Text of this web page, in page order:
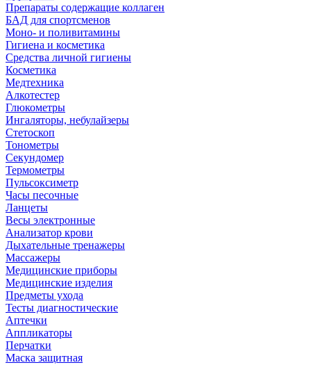
Препараты содержащие коллаген
БАД для спортсменов
Моно- и поливитамины
Гигиена и косметика
Средства личной гигиены
Косметика
Медтехника
Алкотестер
Глюкометры
Ингаляторы, небулайзеры
Стетоскоп
Тонометры
Секундомер
Термометры
Пульсоксиметр
Часы песочные
Ланцеты
Весы электронные
Анализатор крови
Дыхательные тренажеры
Массажеры
Медицинские приборы
Медицинские изделия
Предметы ухода
Тесты диагностические
Аптечки
Аппликаторы
Перчатки
Маска защитная